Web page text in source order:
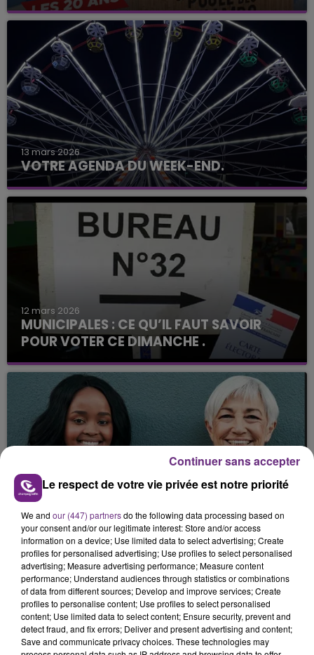
13 mars 2026
VOTRE AGENDA DU WEEK-END.
12 mars 2026
MUNICIPALES : CE QU’IL FAUT SAVOIR
POUR VOTER CE DIMANCHE .
12 mars 2026
UN MENTOR POUR TROUVER SA VOIE.
Le respect de votre vie privée est notre priorité
We and our (447) partnersdo the following data processing based on
your consent and/or our legitimate interest: Store and/or access
information on a device; Use limited data to select advertising; Create
profiles for personalised advertising; Use profiles to select personalised
advertising; Measure advertising performance; Measure content
performance; Understand audiences through statistics or combinations
of data from different sources; Develop and improve services; Create
profiles to personalise content; Use profiles to select personalised
content; Use limited data to select content; Ensure security, prevent and
detect fraud, and fix errors; Deliver and present advertising and content;
Save and communicate privacy choices. These technologies may
Continuer sans accepter